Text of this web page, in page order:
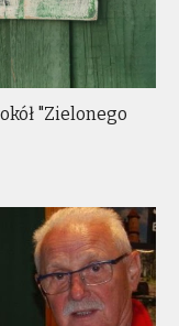
"Zielonego